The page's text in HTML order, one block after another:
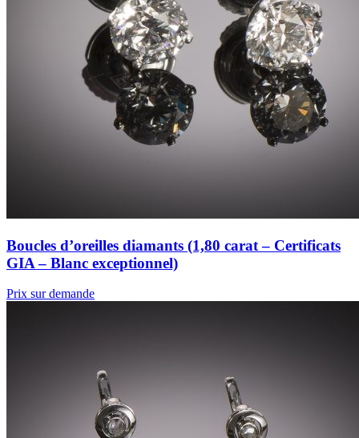
Boucles d’oreilles diamants (1,80 carat – Certificats
GIA – Blanc exceptionnel)
Prix sur demande